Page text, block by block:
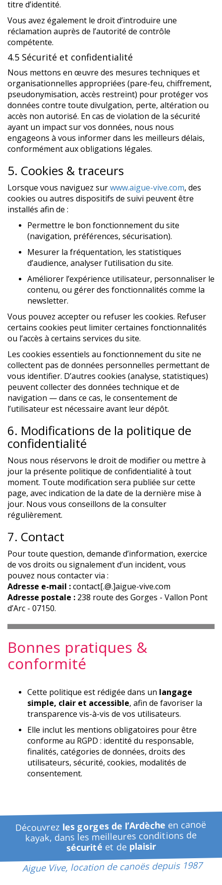
titre d’identité.
Vous avez également le droit d’introduire une
réclamation auprès de l’autorité de contrôle
compétente.
4.5 Sécurité et confidentialité
Nous mettons en œuvre des mesures techniques et
organisationnelles appropriées (pare-feu, chiffrement,
pseudonymisation, accès restreint) pour protéger vos
données contre toute divulgation, perte, altération ou
accès non autorisé. En cas de violation de la sécurité
ayant un impact sur vos données, nous nous
engageons à vous informer dans les meilleurs délais,
conformément aux obligations légales.
5. Cookies & traceurs
Lorsque vous naviguez surwww.aigue-vive.com, des
cookies ou autres dispositifs de suivi peuvent être
installés afin de :
Permettre le bon fonctionnement du site
(navigation, préférences, sécurisation).
Mesurer la fréquentation, les statistiques
d’audience, analyser l’utilisation du site.
Améliorer l’expérience utilisateur, personnaliser le
contenu, ou gérer des fonctionnalités comme la
newsletter.
Vous pouvez accepter ou refuser les cookies. Refuser
certains cookies peut limiter certaines fonctionnalités
ou l’accès à certains services du site.
Les cookies essentiels au fonctionnement du site ne
collectent pas de données personnelles permettant de
vous identifier. D’autres cookies (analyse, statistiques)
peuvent collecter des données technique et de
navigation — dans ce cas, le consentement de
l’utilisateur est nécessaire avant leur dépôt.
6. Modifications de la politique de
confidentialité
Nous nous réservons le droit de modifier ou mettre à
jour la présente politique de confidentialité à tout
moment. Toute modification sera publiée sur cette
page, avec indication de la date de la dernière mise à
jour. Nous vous conseillons de la consulter
régulièrement.
7. Contact
Pour toute question, demande d’information, exercice
de vos droits ou signalement d’un incident, vous
pouvez nous contacter via :
Adresse e-mail :contact[.@.]aigue-vive.com
Adresse postale : 238 route des Gorges - Vallon Pont
d’Arc - 07150.
Bonnes pratiques &
conformité
Cette politique est rédigée dans un langage
simple, clair et accessible, afin de favoriser la
transparence vis-à-vis de vos utilisateurs.
Elle inclut les mentions obligatoires pour être
conforme au RGPD : identité du responsable,
finalités, catégories de données, droits des
utilisateurs, sécurité, cookies, modalités de
consentement.
Découvrez les gorges de l’Ardèche en canoë
kayak, dans les meilleures conditions de
sécurité et de plaisir
Aigue Vive, location de canoës depuis 1987